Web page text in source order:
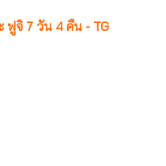
ฟูจิ 7 วัน 4 คืน - TG